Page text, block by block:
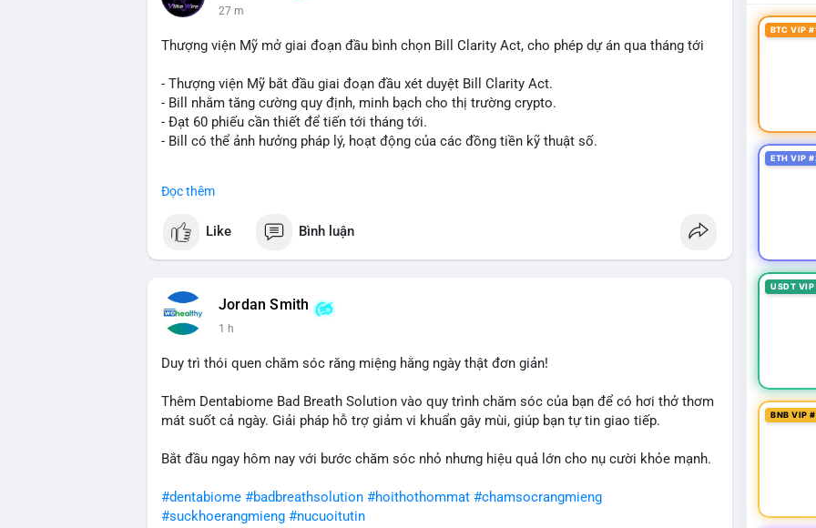
27 m
Thượng viện Mỹ mở giai đoạn đầu bình chọn Bill Clarity Act, cho phép dự án qua tháng tới
- Thượng viện Mỹ bắt đầu giai đoạn đầu xét duyệt Bill Clarity Act.
- Bill nhằm tăng cường quy định, minh bạch cho thị trường crypto.
- Đạt 60 phiếu cần thiết để tiến tới tháng tới.
- Bill có thể ảnh hưởng pháp lý, hoạt động của các đồng tiền kỹ thuật số.
#vlikevn #titanbot
📰 Nguồn: CoinDesk
Đọc thêm
Like Bình luận
Jordan Smith
1 h
Duy trì thói quen chăm sóc răng miệng hằng ngày thật đơn giản!
Thêm Dentabiome Bad Breath Solution vào quy trình chăm sóc của bạn để có hơi thở thơm
mát suốt cả ngày. Giải pháp hỗ trợ giảm vi khuẩn gây mùi, giúp bạn tự tin giao tiếp.
Bắt đầu ngay hôm nay với bước chăm sóc nhỏ nhưng hiệu quả lớn cho nụ cười khỏe mạnh.
#dentabiome #badbreathsolution #hoithothommat #chamsocrangmieng
#suckhoerangmieng #nucuoitutin
BTC VIP
ETH VIP
USDT
BNB VIP